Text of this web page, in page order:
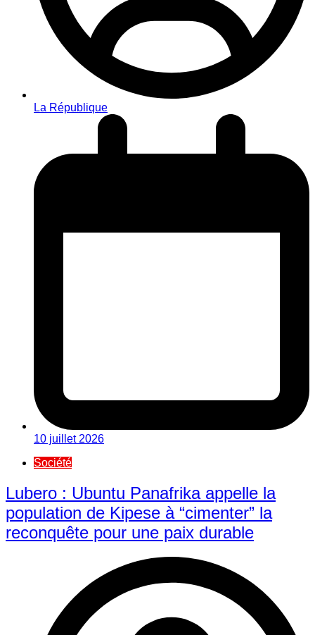
La République
10 juillet 2026
Société
Lubero : Ubuntu Panafrika appelle la
population de Kipese à “cimenter” la
reconquête pour une paix durable